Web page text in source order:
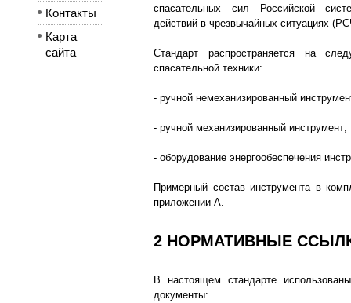
Контакты
Карта
сайта
спасательных сил Российской
действий в чрезвычайных ситуациях
Стандарт распространяется на
спасательной техники:
- ручной немеханизированный
- ручной механизированный инструмент;
- оборудование энергообеспечения
Примерный состав инструмента в
приложении А.
2 НОРМАТИВНЫЕ
В настоящем стандарте
документы: